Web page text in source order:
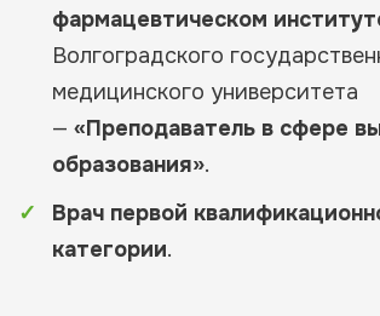
фармацевтическом
Волгоградского
медицинского университета
— «Преподаватель в сфере
образования».
Врач первой
категории.